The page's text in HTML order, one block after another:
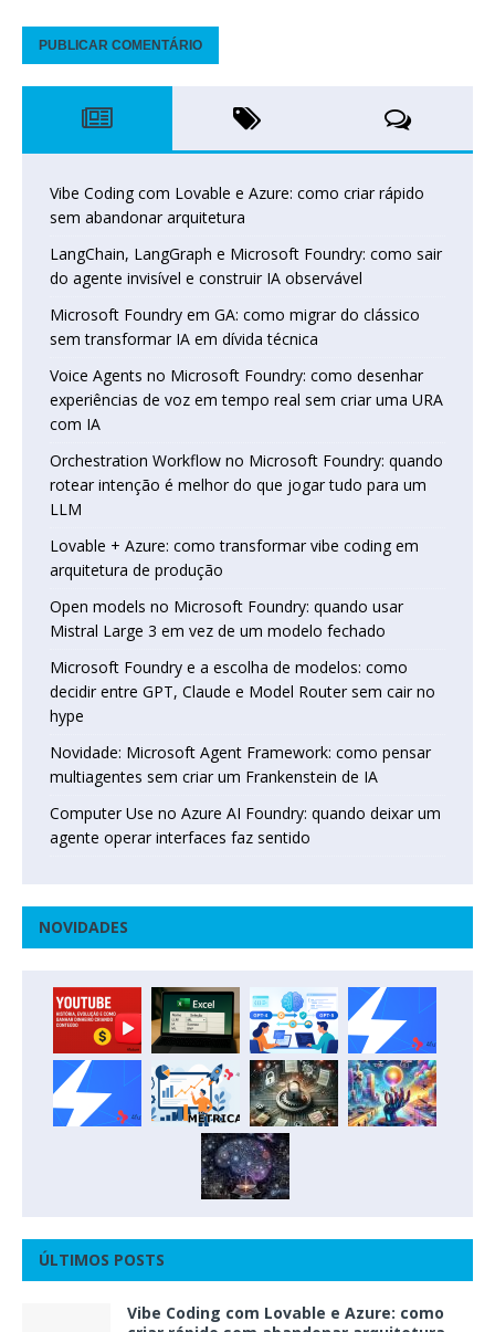
Vibe Coding com Lovable e Azure: como criar rápido
sem abandonar arquitetura
LangChain, LangGraph e Microsoft Foundry: como sair
do agente invisível e construir IA observável
Microsoft Foundry em GA: como migrar do clássico
sem transformar IA em dívida técnica
Voice Agents no Microsoft Foundry: como desenhar
experiências de voz em tempo real sem criar uma URA
com IA
Orchestration Workflow no Microsoft Foundry: quando
rotear intenção é melhor do que jogar tudo para um
LLM
Lovable + Azure: como transformar vibe coding em
arquitetura de produção
Open models no Microsoft Foundry: quando usar
Mistral Large 3 em vez de um modelo fechado
Microsoft Foundry e a escolha de modelos: como
decidir entre GPT, Claude e Model Router sem cair no
hype
Novidade: Microsoft Agent Framework: como pensar
multiagentes sem criar um Frankenstein de IA
Computer Use no Azure AI Foundry: quando deixar um
agente operar interfaces faz sentido
NOVIDADES
ÚLTIMOS POSTS
Vibe Coding com Lovable e Azure: como